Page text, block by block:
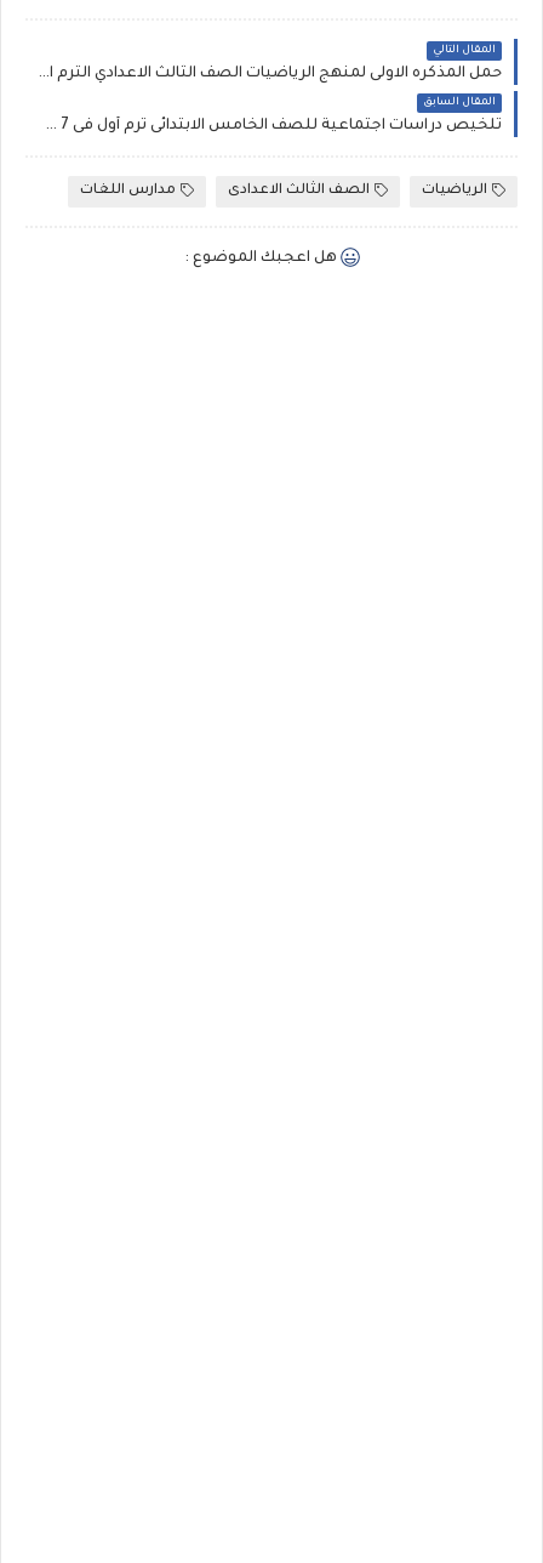
المقال التالي
حمل المذكره الاولى لمنهج الرياضيات الصف الثالث الاعدادي الترم الاول
المقال السابق
تلخيص دراسات اجتماعية للصف الخامس الابتدائى ترم أول فى 7 صفحات للاستاذ السيد بحيرى
الرياضيات الصف الثالث الاعدادى مدارس اللغات
هل اعجبك الموضوع :